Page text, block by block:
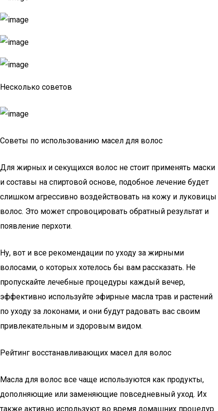
Несколько советов
Советы по использованию масел для волос
Для жирных и секущихся волос не стоит применять маски
и составы на спиртовой основе, подобное лечение будет
слишком агрессивно воздействовать на кожу и луковицы
волос. Это может спровоцировать обратный результат и
появление перхоти.
Ну, вот и все рекомендации по уходу за жирными
волосами, о которых хотелось бы вам рассказать. Не
пропускайте лечебные процедуры каждый вечер,
эффективно используйте эфирные масла трав и растений
по уходу за локонами, и они будут радовать вас своим
привлекательным и здоровым видом.
Рейтинг восстанавливающих масел для волос
Масла для волос все чаще используются как продукты,
дополняющие или заменяющие повседневный уход. Их
также активно используют во время домашних процедур